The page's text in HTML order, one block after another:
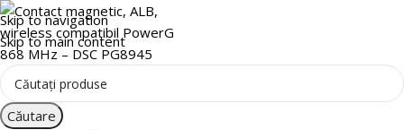
Skip to navigation
Skip to main content
Căutare